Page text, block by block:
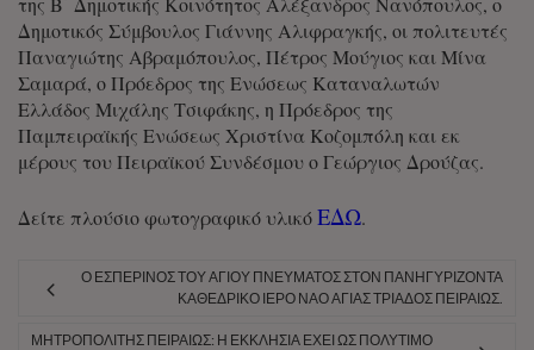
Δημοτικός Σύμβουλος Γιάννης Αλιφραγκής, οι πολιτευτές
Παναγιώτης Αβραμόπουλος, Πέτρος Μούγιος και Μίνα
Σαμαρά, ο Πρόεδρος της Ενώσεως Καταναλωτών
Ελλάδος Μιχάλης Τσιφάκης, η Πρόεδρος της
Παμπειραϊκής Ενώσεως Χριστίνα Κοζομπόλη και εκ
μέρους του Πειραϊκού Συνδέσμου ο Γεώργιος Δρούζας.
Δείτε πλούσιο φωτογραφικό υλικόΕΔΩ.
Ο ΕΣΠΕΡΙΝΌΣ ΤΟΥ ΑΓΊΟΥ ΠΝΕΎΜΑΤΟΣ ΣΤΟΝ ΠΑΝΗΓΥΡΊΖΟΝΤΑ
ΚΑΘΕΔΡΙΚΌ ΙΕΡΌ ΝΑΌ ΑΓΊΑΣ ΤΡΙΆΔΟΣ ΠΕΙΡΑΙΏΣ.
ΜΗΤΡΟΠΟΛΊΤΗΣ ΠΕΙΡΑΙΏΣ: Η ΕΚΚΛΗΣΊΑ ΈΧΕΙ ΩΣ ΠΟΛΎΤΙΜΟ